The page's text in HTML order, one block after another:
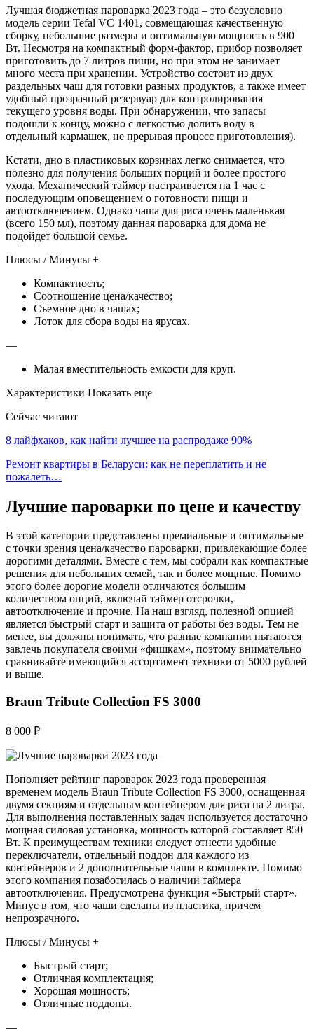
Лучшая бюджетная пароварка 2023 года – это безусловно
модель серии Tefal VC 1401, совмещающая качественную
сборку, небольшие размеры и оптимальную мощность в 900
Вт. Несмотря на компактный форм-фактор, прибор позволяет
приготовить до 7 литров пищи, но при этом не занимает
много места при хранении. Устройство состоит из двух
раздельных чаш для готовки разных продуктов, а также имеет
удобный прозрачный резервуар для контролирования
текущего уровня воды. При обнаружении, что запасы
подошли к концу, можно с легкостью долить воду в
отдельный кармашек, не прерывая процесс приготовления).
Кстати, дно в пластиковых корзинах легко снимается, что
полезно для получения больших порций и более простого
ухода. Механический таймер настраивается на 1 час с
последующим оповещением о готовности пищи и
автоотключением. Однако чаша для риса очень маленькая
(всего 150 мл), поэтому данная пароварка для дома не
подойдет большой семье.
Плюсы / Минусы +
Компактность;
Соотношение цена/качество;
Съемное дно в чашах;
Лоток для сбора воды на ярусах.
—
Малая вместительность емкости для круп.
Характеристики Показать еще
Сейчас читают
8 лайфхаков, как найти лучшее на распродаже 90%
Ремонт квартиры в Беларуси: как не переплатить и не
пожалеть…
Лучшие пароварки по цене и качеству
В этой категории представлены премиальные и оптимальные
с точки зрения цена/качество пароварки, привлекающие более
дорогими деталями. Вместе с тем, мы собрали как компактные
решения для небольших семей, так и более мощные. Помимо
этого более дорогие модели отличаются большим
количеством опций, включай таймер отсрочки,
автоотключение и прочие. На наш взгляд, полезной опцией
является быстрый старт и защита от работы без воды. Тем не
менее, вы должны понимать, что разные компании пытаются
завлечь покупателя своими «фишкам», поэтому внимательно
сравнивайте имеющийся ассортимент техники от 5000 рублей
и выше.
Braun Tribute Collection FS 3000
8 000 ₽
Пополняет рейтинг пароварок 2023 года проверенная
временем модель Braun Tribute Collection FS 3000, оснащенная
двумя секциям и отдельным контейнером для риса на 2 литра.
Для выполнения поставленных задач используется достаточно
мощная силовая установка, мощность которой составляет 850
Вт. К преимуществам техники следует отнести удобные
переключатели, отдельный поддон для каждого из
контейнеров и 2 дополнительные чаши в комплекте. Помимо
этого компания позаботилась о наличии таймера
автоотключения. Предусмотрена функция «Быстрый старт».
Минус в том, что чаши сделаны из пластика, причем
непрозрачного.
Плюсы / Минусы +
Быстрый старт;
Отличная комплектация;
Хорошая мощность;
Отличные поддоны.
—